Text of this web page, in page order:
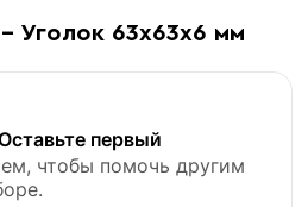
Уголок 63х63х6 мм
первый
чтобы помочь другим